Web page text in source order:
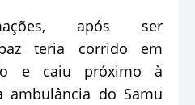
após ser
teria corrido em
e caiu próximo à
ambulância do Samu